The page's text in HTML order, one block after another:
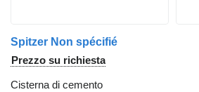
Spitzer Non spécifié
Prezzo su richiesta
Cisterna di cemento